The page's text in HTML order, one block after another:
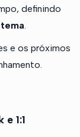
definindo
e os próximos
1:1